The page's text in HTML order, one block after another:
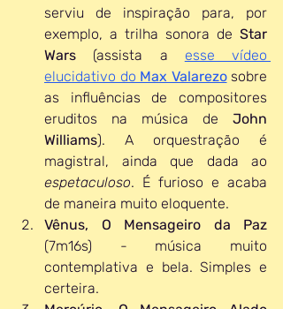
serviu de inspiração para, por
exemplo, a trilha sonora de Star
Wars (assista a esse vídeo
elucidativo do Max Valarezo sobre
as influências de compositores
eruditos na música de John
Williams). A orquestração é
espetaculoso. É furioso e acaba
de maneira muito eloquente.
Vênus, O Mensageiro da Paz
(7m16s) - música muito
contemplativa e bela. Simples e
certeira.